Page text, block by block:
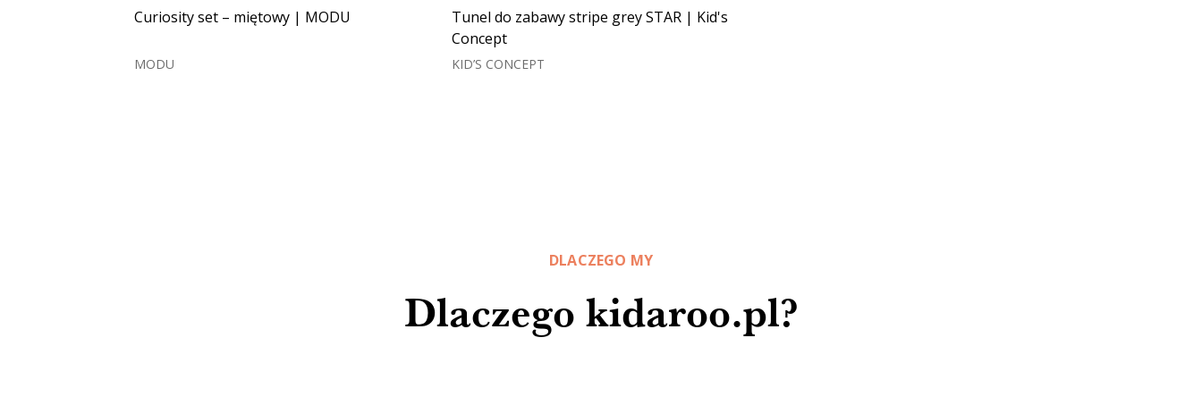
Curiosity set – miętowy | MODU
MODU
Tunel do zabawy stripe grey STAR | Kid's
Concept
KID’S CONCEPT
Dlaczego kidaroo.pl?
DLACZEGO MY